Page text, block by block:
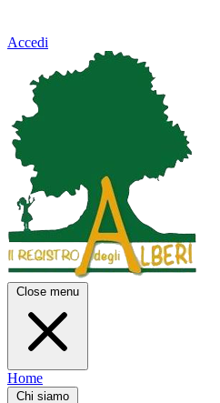
Accedi
Close menu
Home
Chi siamo